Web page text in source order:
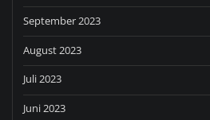
September 2023
August 2023
Juli 2023
Juni 2023